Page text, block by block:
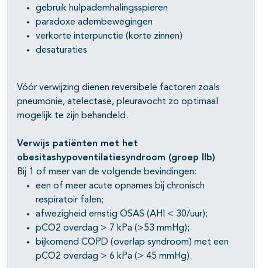
gebruik hulpademhalingsspieren
paradoxe adembewegingen
verkorte interpunctie (korte zinnen)
desaturaties
Vóór verwijzing dienen reversibele factoren zoals
pneumonie, atelectase, pleuravocht zo optimaal
mogelijk te zijn behandeld.
Verwijs patiënten met het
obesitashypoventilatiesyndroom (groep IIb)
Bij 1 of meer van de volgende bevindingen:
een of meer acute opnames bij chronisch
respiratoir falen;
afwezigheid ernstig OSAS (AHI < 30/uur);
pCO2 overdag > 7 kPa (>53 mmHg);
bijkomend COPD (overlap syndroom) met een
pCO2 overdag > 6 kPa (> 45 mmHg).